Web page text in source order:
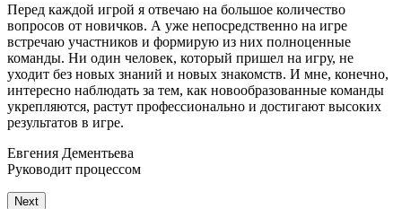
Перед каждой игрой я отвечаю на большое количество
вопросов от новичков. А уже непосредственно на игре
встречаю участников и формирую из них полноценные
команды. Ни один человек, который пришел на игру, не
уходит без новых знаний и новых знакомств. И мне, конечно,
интересно наблюдать за тем, как новообразованные команды
укрепляются, растут профессионально и достигают высоких
результатов в игре.
Евгения Дементьева
Руководит процессом
Next